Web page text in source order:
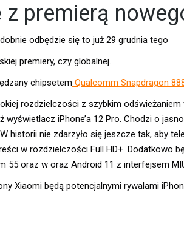
z premierą
odbędzie się to już 29 grudnia tego
premiery, czy globalnej.
chipsetem Qualcomm Snapdragon
rozdzielczości z szybkim
wyświetlacz iPhone’a 12 Pro. Chodzi o
historii nie zdarzyło się jeszcze tak, aby
w rozdzielczości Full HD+. Dodatkowo
55 oraz w oraz Android 11 z interfejsem
Xiaomi będą potencjalnymi rywalami